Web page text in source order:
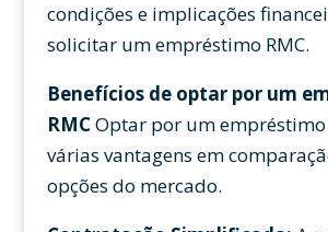
condições e implicações
solicitar um empréstimo RMC.
Benefícios de optar por um
RMCOptar por um empréstimo
várias vantagens em
opções do mercado.